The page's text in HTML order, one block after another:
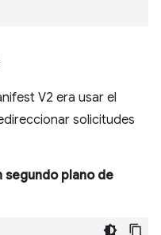
V2 era usar el
solicitudes
segundo plano de